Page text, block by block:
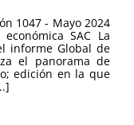
1047 - Mayo 2024
SAC La
informe Global de
el panorama de
edición en la que